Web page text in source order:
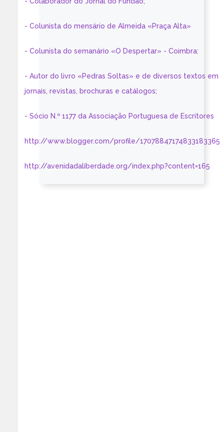
- Colunista do mensário de Almeida «Praça Alta»
- Colunista do semanário «O Despertar» - Coimbra:
- Autor do livro «Pedras Soltas» e de diversos textos em
jornais, revistas, brochuras e catálogos;
- Sócio N.º 1177 da Associação Portuguesa de Escritores
http://www.blogger.com/profile/17078847174833183365
http://avenidadaliberdade.org/index.php?content=165